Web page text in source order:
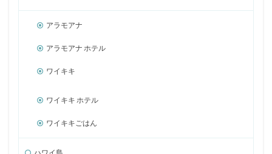
アラモアナ
アラモアナ ホテル
ワイキキ
ワイキキ ホテル
ワイキキごはん